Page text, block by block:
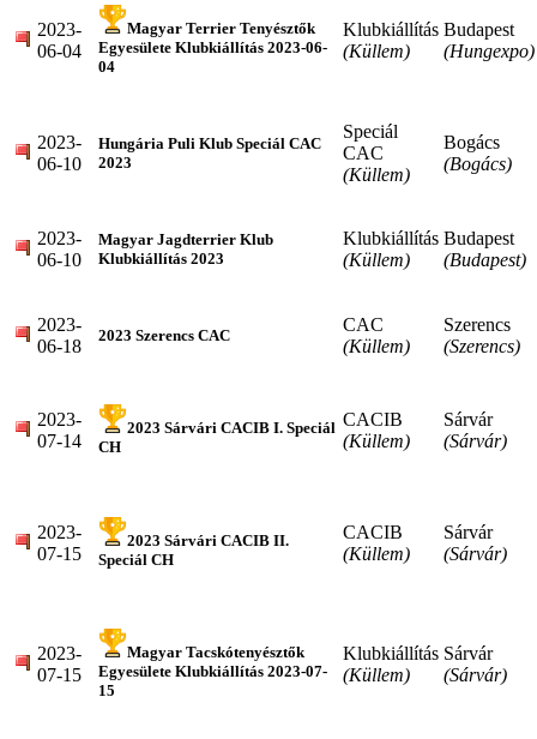
2023-
06-04
Magyar Terrier Tenyésztők
Egyesülete Klubkiállítás 2023-06-
04
Klubkiállítás
(Küllem)
Budapest
(Hungexpo)
2023-
06-10
Hungária Puli Klub Speciál CAC
2023
Speciál
CAC
(Küllem)
Bogács
(Bogács)
2023-
06-10
Magyar Jagdterrier Klub
Klubkiállítás 2023
Klubkiállítás
(Küllem)
Budapest
(Budapest)
2023-
06-18
2023 Szerencs CAC
CAC
(Küllem)
Szerencs
(Szerencs)
2023-
07-14
2023 Sárvári CACIB I. Speciál
CH
CACIB
(Küllem)
Sárvár
(Sárvár)
2023-
07-15
2023 Sárvári CACIB II.
Speciál CH
CACIB
(Küllem)
Sárvár
(Sárvár)
2023-
07-15
Magyar Tacskótenyésztők
Egyesülete Klubkiállítás 2023-07-
15
Klubkiállítás
(Küllem)
Sárvár
(Sárvár)